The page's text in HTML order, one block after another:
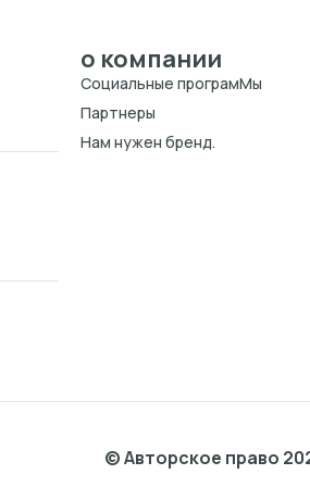
о компании
Cоциальные програмMы
Партнеры
Нам нужен бренд.
© Авторское право